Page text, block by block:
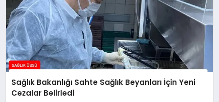
Sağlık Bakanlığı Sahte Sağlık Beyanları İçin Yeni
Cezalar Belirledi